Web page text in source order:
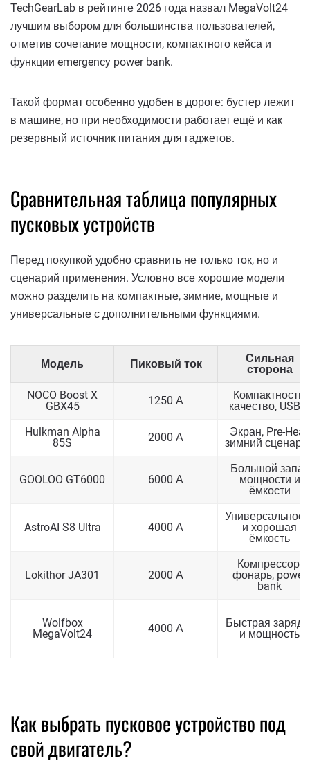
TechGearLab в рейтинге 2026 года назвал MegaVolt24
лучшим выбором для большинства пользователей,
отметив сочетание мощности, компактного кейса и
функции emergency power bank.
Такой формат особенно удобен в дороге: бустер лежит
в машине, но при необходимости работает ещё и как
резервный источник питания для гаджетов.
Сравнительная таблица популярных
пусковых устройств
Перед покупкой удобно сравнить не только ток, но и
сценарий применения. Условно все хорошие модели
можно разделить на компактные, зимние, мощные и
универсальные с дополнительными функциями.
Модель Пиковый ток
Сильная
сторона
NOCO Boost X
GBX45
1250 А
Компактность,
качество, USB-C
Hulkman Alpha
85S
2000 А
Экран, Pre-Heat,
зимний
GOOLOO GT6000 6000 А
Большой запас
мощности и
ёмкости
AstroAI S8 Ultra 4000 А
и хорошая
ёмкость
Lokithor JA301 2000 А
Компрессор,
фонарь, power
bank
Wolfbox
MegaVolt24
4000 А
Быстрая
и мощность
Как выбрать пусковое устройство под
свой двигатель?